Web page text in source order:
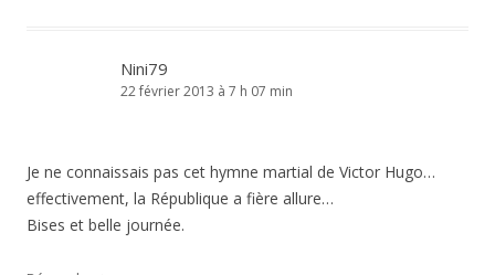
Nini79
22 février 2013 à 7 h 07 min
Je ne connaissais pas cet hymne martial de Victor Hugo…
effectivement, la République a fière allure…
Bises et belle journée.